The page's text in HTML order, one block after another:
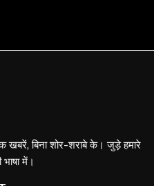
खबरें, बिना शोर-शराबे के। जुड़े हमारे
में।